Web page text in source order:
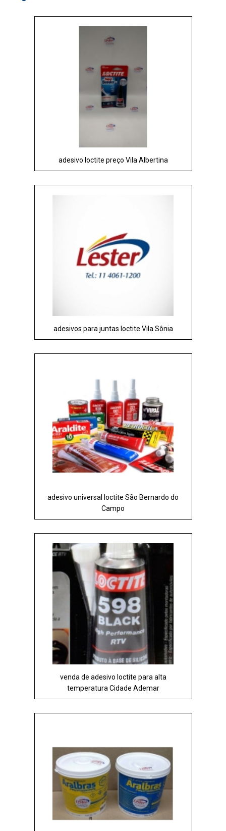
adesivo loctite preço Vila Albertina
adesivos para juntas loctite Vila Sônia
adesivo universal loctite São Bernardo do
Campo
venda de adesivo loctite para alta
temperatura Cidade Ademar